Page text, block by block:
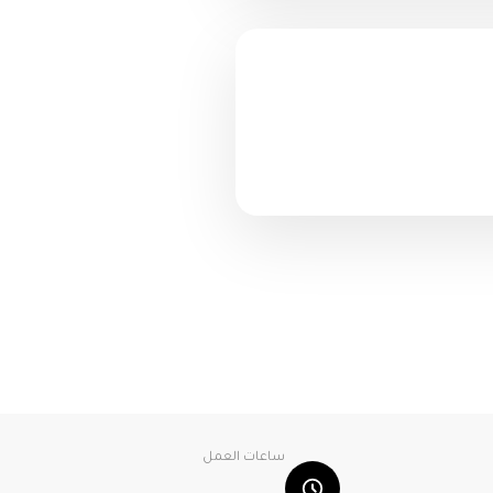
ساعات العمل